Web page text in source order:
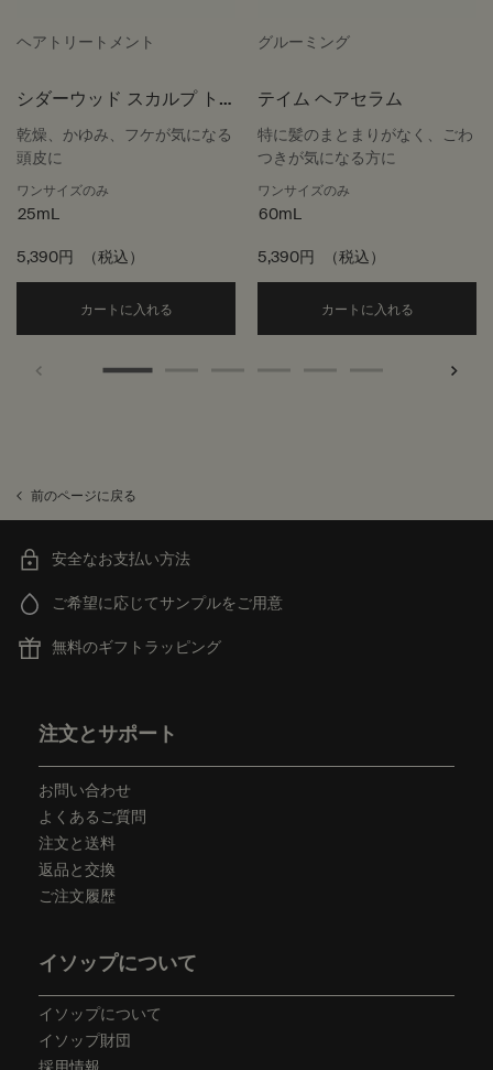
ヘアトリートメント
シダーウッド スカルプ ト
リートメント
乾燥、かゆみ、フケが気になる
頭皮に
ワンサイズのみ
25mL
5,390円 （税込）
カートに入れる Add the シダーウッド スカルプ トリートメ
グルーミング
テイム ヘアセラム
特に髪のまとまりがなく、ごわ
つきが気になる方に
ワンサイズのみ
60mL
5,390円 （税込）
カートに入れる
前のページに戻る
安全なお支払い方法
ご希望に応じてサンプルをご用意
無料のギフトラッピング
注文とサポート
お問い合わせ
よくあるご質問
注文と送料
返品と交換
ご注文履歴
イソップについて
イソップについて
イソップ財団